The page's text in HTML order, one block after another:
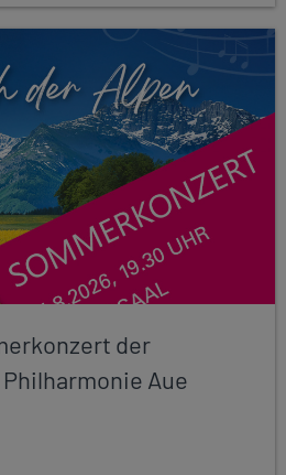
der
Aue